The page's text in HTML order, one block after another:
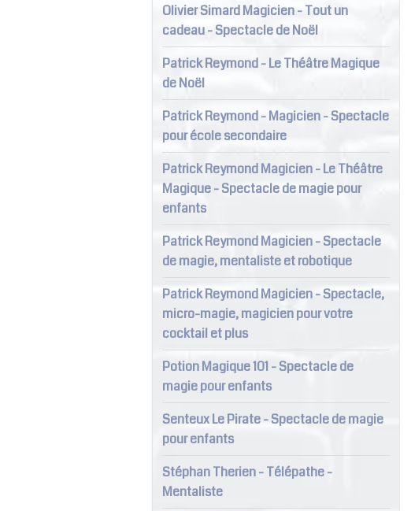
Olivier Simard Magicien - Tout un
cadeau - Spectacle de Noël
Patrick Reymond - Le Théâtre Magique
de Noël
Patrick Reymond - Magicien - Spectacle
pour école secondaire
Patrick Reymond Magicien - Le Théâtre
Magique - Spectacle de magie pour
enfants
Patrick Reymond Magicien - Spectacle
de magie, mentaliste et robotique
Patrick Reymond Magicien - Spectacle,
micro-magie, magicien pour votre
cocktail et plus
Potion Magique 101 - Spectacle de
magie pour enfants
Senteux Le Pirate - Spectacle de magie
pour enfants
Stéphan Therien - Télépathe -
Mentaliste